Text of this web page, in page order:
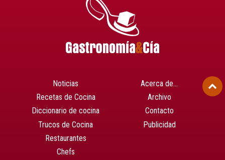
Noticias
Recetas de Cocina
Diccionario de cocina
Trucos de Cocina
Restaurantes
Chefs
Acerca de…
Archivo
Contacto
Publicidad